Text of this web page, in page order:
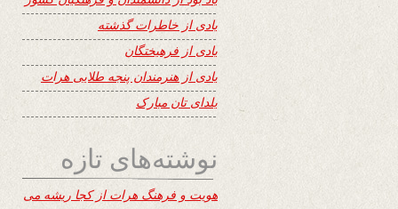
یادی از خاطرات گذشته
یادی از فرهیختگان
یادی از هنرمندان پنجه طلایی هرات
یلدای تان مبارک
نوشته‌های تازه
هویت و فرهنگ هرات از کجا ریشه می